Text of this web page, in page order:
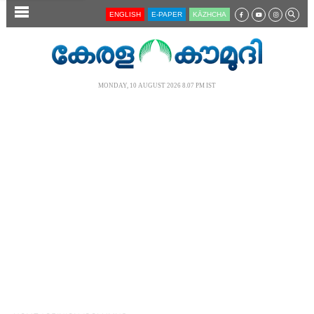
SECTIONS ENGLISH E-PAPER KĀZHCHA
MONDAY, 10 AUGUST 2026 8.07 PM IST